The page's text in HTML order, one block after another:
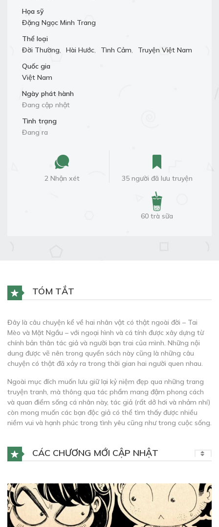
Họa sỹ
Đặng Ngọc Minh Trang
Thể loại
Đời Thường, Hài Hước, Tình Cảm,
Truyện Việt Nam
Quốc gia
Việt Nam
Ngày phát hành
Đang cập nhật
Tình trạng
Đang ra
2 Nhận xét 35 người đã lưu truyện
60 trà sữa
TÓM TẮT
Đây là câu chuyện kể về hai nhân vật có thật ngoài đời – Tai
Mèo và Mặt Ngầu – với ngoại hình và cá tính được xây dựng từ
chính bản thân tác giả và người bạn trai của mình. Những nội
dung được vẽ nên trong quyển sách này cũng là những câu
chuyện có thật đã xảy ra trong thời gian hai người quen nhau.
Ngoài mục đích muốn lưu giữ lại kỷ niệm đẹp qua những trang
truyện tranh, mà thông qua tác phẩm mang đậm phong cách
và quan điểm sống cá nhân này, tác giả (rất dở hơi và nhảm nhí)
còn mong muốn các bạn độc giả có thể tìm thấy được nhiều
niềm vui và hạnh phúc trong tình yêu cũng như trong cuộc sống.
CÁC CHƯƠNG MỚI CẬP NHẬT